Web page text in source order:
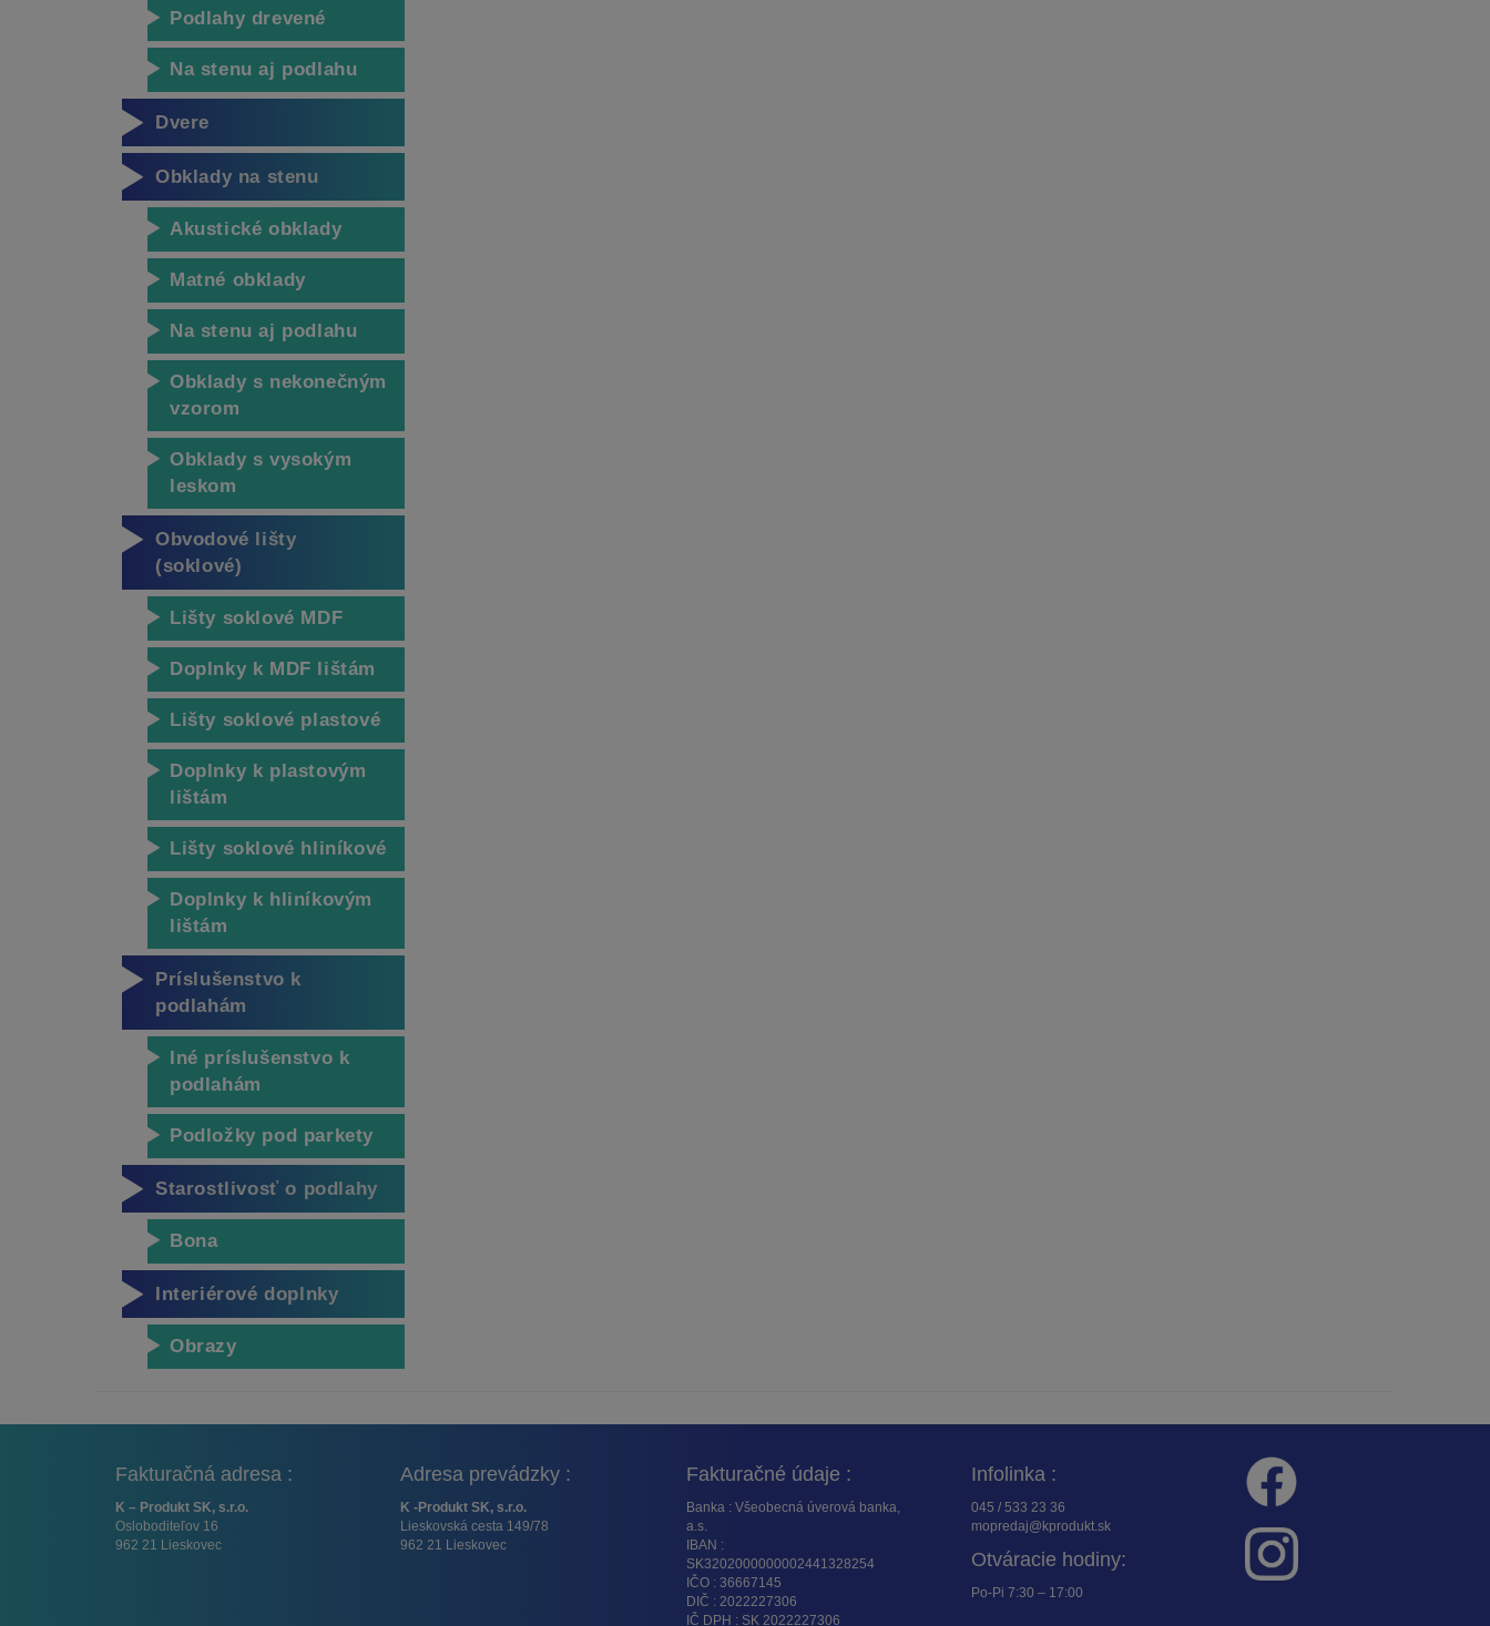
Podlahy drevené
Na stenu aj podlahu
Dvere
Obklady na stenu
Akustické obklady
Matné obklady
Na stenu aj podlahu
Obklady s nekonečným
vzorom
Obklady s vysokým
leskom
Obvodové lišty
(soklové)
Lišty soklové MDF
Doplnky k MDF lištám
Lišty soklové plastové
Doplnky k plastovým
lištám
Lišty soklové hliníkové
Doplnky k hliníkovým
lištám
Príslušenstvo k
podlahám
Iné príslušenstvo k
podlahám
Podložky pod parkety
Starostlivosť o podlahy
Bona
Interiérové doplnky
Obrazy
Fakturačná adresa :
K – Produkt SK, s.r.o.
Osloboditeľov 16
962 21 Lieskovec
Adresa prevádzky :
K -Produkt SK, s.r.o.
Lieskovská cesta 149/78
962 21 Lieskovec
Fakturačné údaje :
Banka : Všeobecná úverová banka,
a.s.
IBAN :
SK3202000000002441328254
IČO : 36667145
DIČ : 2022227306
IČ DPH : SK 2022227306
Infolinka :
045 / 533 23 36
mopredaj@kprodukt.sk
Otváracie hodiny:
Po-Pi 7:30 – 17:00